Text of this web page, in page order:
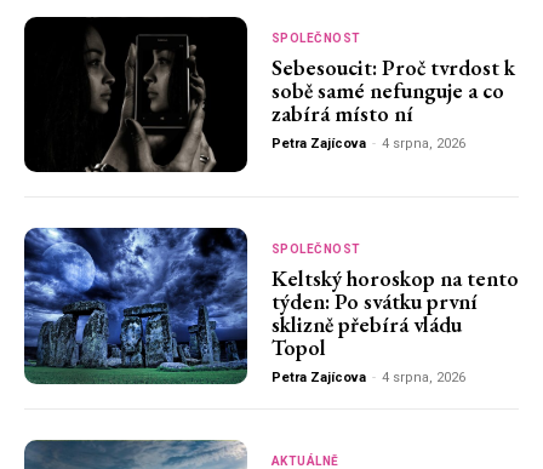
SPOLEČNOST
Sebesoucit: Proč tvrdost k
sobě samé nefunguje a co
zabírá místo ní
Petra Zajícova - 4 srpna, 2026
SPOLEČNOST
Keltský horoskop na tento
týden: Po svátku první
sklizně přebírá vládu
Topol
Petra Zajícova - 4 srpna, 2026
AKTUÁLNĚ